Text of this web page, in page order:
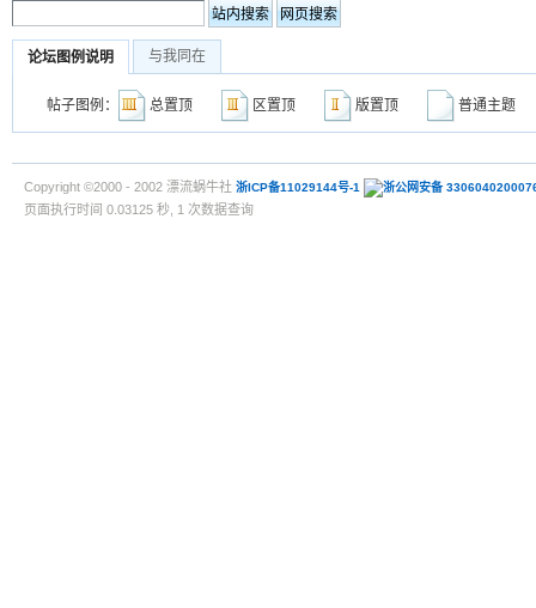
论坛图例说明 与我同在
帖子图例： 总置顶 区置顶 版置顶 普通主
Copyright ©2000 - 2002 漂流蜗牛社 浙ICP备11029144号-1 浙公网安备
页面执行时间 0.03125 秒, 1 次数据查询